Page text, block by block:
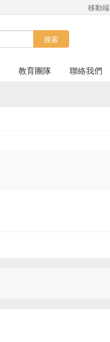
移動端
搜索
教育團隊 聯絡我們